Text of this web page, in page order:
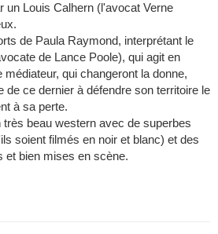
un Louis Calhern (l'avocat Verne
de Paula Raymond, interprétant le
de Lance Poole), qui agit en
qui changeront la donne,
de ce dernier à défendre son territoire le
à sa perte.
beau western avec de superbes
soient filmés en noir et blanc) et des
et bien mises en scène.